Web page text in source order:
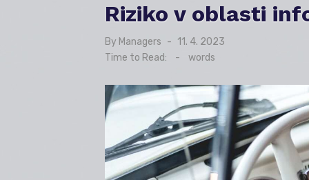
Riziko v oblasti
By Managers
Posted
11. 4. 2023
Time to Read:
- words